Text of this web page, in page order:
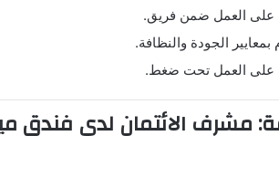
على العمل ضمن فريق.
بمعايير الجودة والنظافة.
على العمل تحت ضغط.